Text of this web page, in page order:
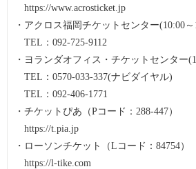
https://www.acrosticket.jp
・アクロス福岡チケットセンター(10:00
TEL：092-725-9112
・ヨランダオフィス・チケットセンター
TEL：0570-033-337(ナビダイヤル)
TEL：092-406-1771
・チケットぴあ（Pコード：288-447）
https://t.pia.jp
・ローソンチケット（Lコード：84754）
https://l-tike.com